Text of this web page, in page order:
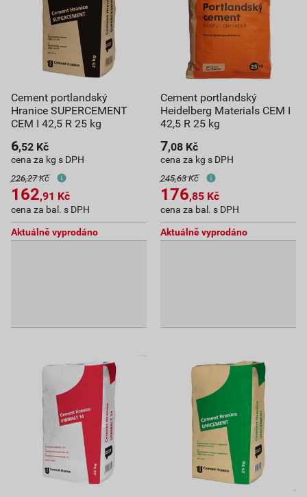
Cement portlandský
Hranice SUPERCEMENT
CEM I 42,5 R 25 kg
6,52 Kč
cena za kg s DPH
226,27 Kč
162,91 Kč
cena za bal. s DPH
Aktuálně vyprodáno
Cement portlandský
Heidelberg Materials CEM I
42,5 R 25 kg
7,08 Kč
cena za kg s DPH
245,63 Kč
176,85 Kč
cena za bal. s DPH
Aktuálně vyprodáno